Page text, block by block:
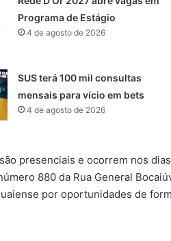
Programa de Estágio
4 de agosto de 2026
SUS terá 100 mil consultas
mensais para vício em bets
4 de agosto de 2026
presenciais e ocorrem nos dias
880 da Rua General
por oportunidades de